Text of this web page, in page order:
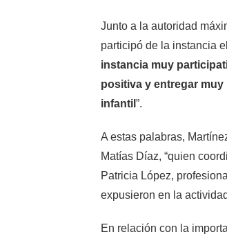
Junto a la autoridad
participó de la instancia
instancia muy
positiva y entregar
infantil ”.
A estas palabras,
Matías Díaz, “quien
Patricia López,
expusieron en la
En relación con la